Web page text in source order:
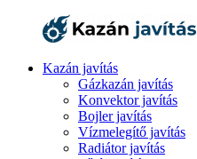
Kazán javítás
Gázkazán javítás
Konvektor javítás
Bojler javítás
Vízmelegítő javítás
Radiátor javítás